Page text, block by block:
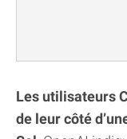
Les utilisateurs
de leur côté